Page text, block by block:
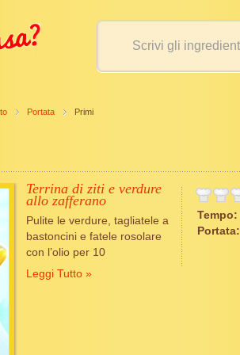
Portata Primi
Tempo:
Portata:
Terrina di ziti e verdure
allo zafferano
Pulite le verdure, tagliatele a
bastoncini e fatele rosolare
con l’olio per 10
Leggi Tutto